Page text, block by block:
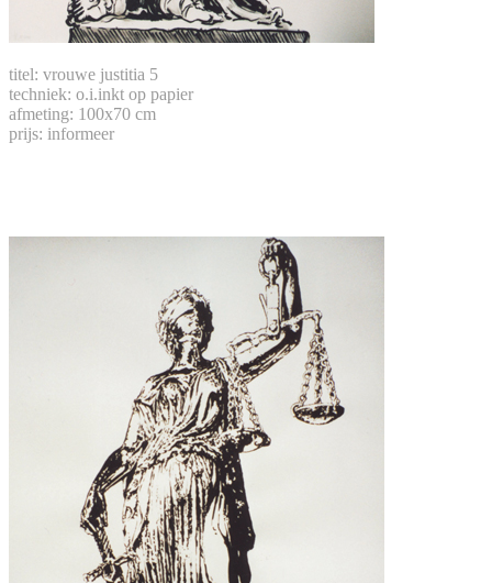
titel: vrouwe justitia 5
techniek: o.i.inkt op papier
afmeting: 100x70 cm
prijs: informeer